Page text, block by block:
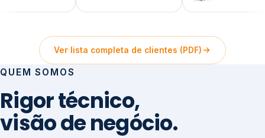
Ver lista completa de clientes (PDF)
QUEM SOMOS
Rigor técnico,
visão de negócio.